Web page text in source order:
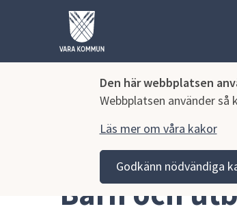
Den här webbplatsen
Webbplatsen använder
Läs mer om våra kakor
Godkänn nödvändiga
Vara kommun
Barn och